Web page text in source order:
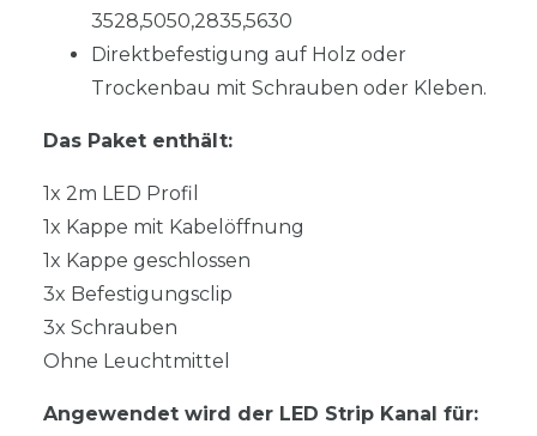
3528,5050,2835,5630
Direktbefestigung auf Holz oder
Trockenbau mit Schrauben oder Kleben.
Das Paket enthält:
1x 2m LED Profil
1x Kappe mit Kabelöffnung
1x Kappe geschlossen
3x Befestigungsclip
3x Schrauben
Ohne Leuchtmittel
Angewendet wird der LED Strip Kanal für: